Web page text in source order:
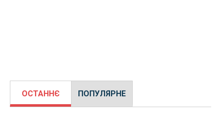
ОСТАННЄ ПОПУЛЯРНЕ